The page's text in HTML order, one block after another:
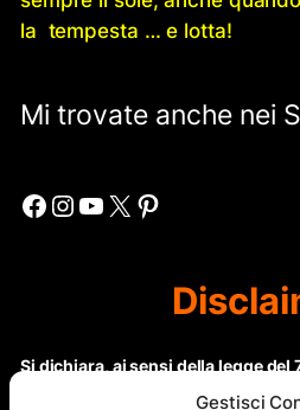
Gestisci
la tempesta … e lotta!
Mi trovate anche nei
Facebook Instagram YouTube X Pinterest
Si dichiara, ai sensi della legge del
questo sito non rientra nella